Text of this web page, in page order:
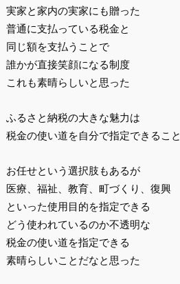
実家と家内の実家にも贈った
普通に支払っている税金と
同じ額を支払うことで
誰かが直接笑顔になる制度
これも素晴らしいと思った
ふるさと納税の大きな魅力は
税金の使い道を自分で指定できること
お任せという選択肢もあるが
医療、福祉、教育、町づくり、復興
といった使用目的を指定できる
どう使われているのか不透明な
税金の使い道を指定できる
素晴らしいことだなと思った